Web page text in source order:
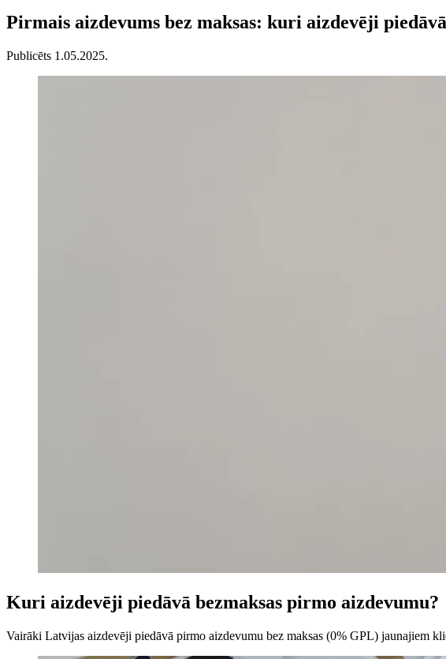
Pirmais aizdevums bez maksas: kuri aizdevēji
Publicēts 1.05.2025.
Kuri aizdevēji piedāvā bezmaksas pirmo aizdevumu?
Vairāki Latvijas aizdevēji piedāvā pirmo aizdevumu bez maksas (0% GPL) jaunajiem